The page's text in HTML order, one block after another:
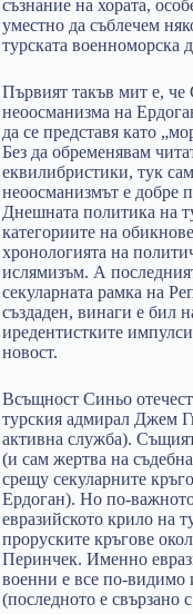
съзнание на хората,
уместно да съблечем
турската военноморска
Първият такъв мит е, че
неоосманизма на
да се представя като
Без да обременявам
еквилибристики, тук
неоосманизмът е добре
Днешната политика на
категориите на
хронологията на
ислямизъм. А
секуларната рамка на
създаден, винаги е бил
иредентистките
новост.
Всъщност Синьо
турския адмирал Джем
активна служба).
(и сам жертва на
срещу секуларните
Ердоган). Но по-
евразийското крило на
проруските кръгове
Перинчек. Именно
военни е все по-видимо
(последното е свързано